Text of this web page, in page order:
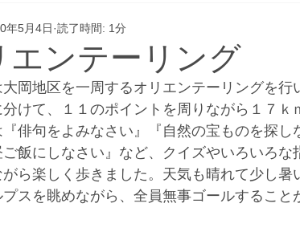
エンテーリング
年5月4日 読了時間: 1分
岡地区を一周するオリエンテーリングを行
けて、１１のポイントを周りながら１７ｋ
『俳句をよみなさい』『自然の宝ものを探
ご飯にしなさい』など、クイズやいろいろな
ら楽しく歩きました。天気も晴れて少し暑
スを眺めながら、全員無事ゴールすること